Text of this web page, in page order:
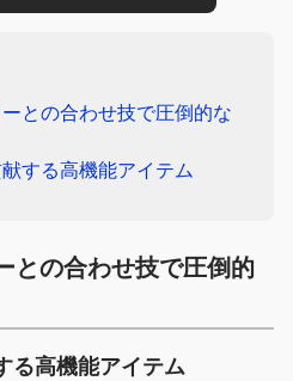
との合わせ技で圧倒的な
する高機能アイテム
との合わせ技で圧倒的
る高機能アイテム